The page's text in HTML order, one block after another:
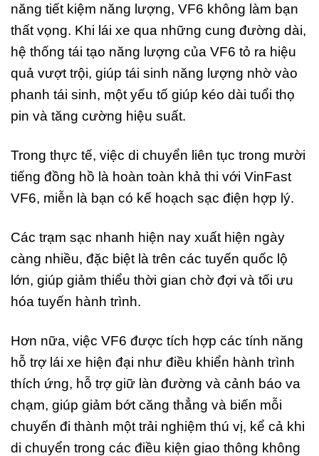
năng tiết kiệm năng lượng, VF6 không làm bạn
thất vọng. Khi lái xe qua những cung đường dài,
hệ thống tái tạo năng lượng của VF6 tỏ ra hiệu
quả vượt trội, giúp tái sinh năng lượng nhờ vào
phanh tái sinh, một yếu tố giúp kéo dài tuổi thọ
pin và tăng cường hiệu suất.
Trong thực tế, việc di chuyển liên tục trong mười
tiếng đồng hồ là hoàn toàn khả thi với VinFast
VF6, miễn là bạn có kế hoạch sạc điện hợp lý.
Các trạm sạc nhanh hiện nay xuất hiện ngày
càng nhiều, đặc biệt là trên các tuyến quốc lộ
lớn, giúp giảm thiểu thời gian chờ đợi và tối ưu
hóa tuyến hành trình.
Hơn nữa, việc VF6 được tích hợp các tính năng
hỗ trợ lái xe hiện đại như điều khiển hành trình
thích ứng, hỗ trợ giữ làn đường và cảnh báo va
chạm, giúp giảm bớt căng thẳng và biến mỗi
chuyến đi thành một trải nghiệm thú vị, kể cả khi
di chuyển trong các điều kiện giao thông không